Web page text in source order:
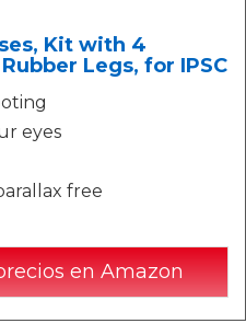
Kit with 4
Legs, for IPSC
eyes
free
en Amazon